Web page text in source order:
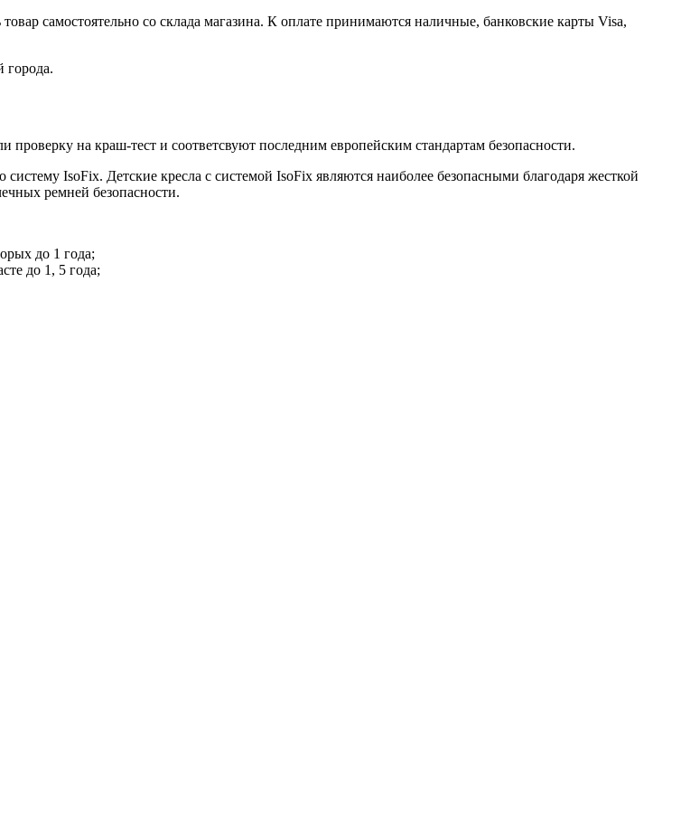
самостоятельно со склада магазина. К оплате принимаются наличные, банковские карты Visa,
города.
на краш-тест и соответсвуют последним европейским стандартам безопасности.
IsoFix. Детские кресла с системой IsoFix являются наиболее безопасными благодаря жесткой
ремней безопасности.
до 1 года;
до 1, 5 года;